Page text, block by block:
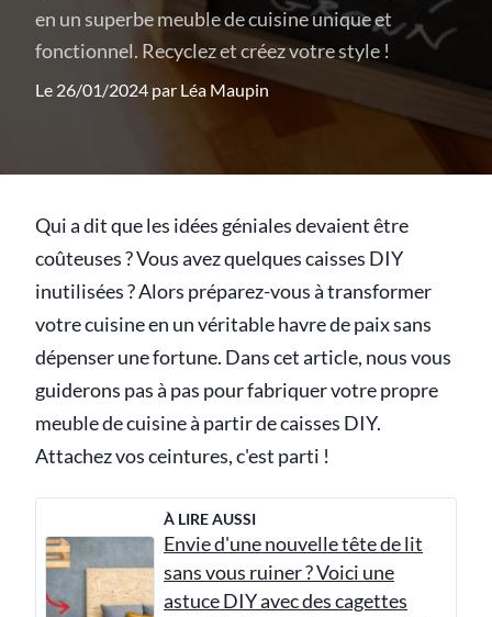
en un superbe meuble de cuisine unique et
fonctionnel. Recyclez et créez votre style !
Le 26/01/2024 par Léa Maupin
Qui a dit que les idées géniales devaient être
coûteuses ? Vous avez quelques caisses DIY
inutilisées ? Alors préparez-vous à transformer
votre cuisine en un véritable havre de paix sans
dépenser une fortune. Dans cet article, nous vous
guiderons pas à pas pour fabriquer votre propre
meuble de cuisine à partir de caisses DIY.
Attachez vos ceintures, c'est parti !
À LIRE AUSSI
Envie d'une nouvelle tête de lit
sans vous ruiner ? Voici une
astuce DIY avec des cagettes